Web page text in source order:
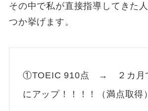
その中で私が直接指導してきた
つか挙げます。
①TOEIC 910点 → ２カ月
にアップ！！！！（満点取得）